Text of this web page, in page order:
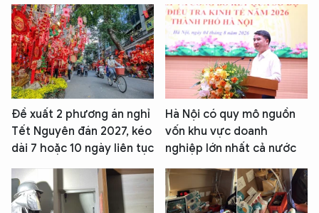
Đề xuất 2 phương án nghỉ
Tết Nguyên đán 2027, kéo
dài 7 hoặc 10 ngày liên tục
Hà Nội có quy mô nguồn
vốn khu vực doanh
nghiệp lớn nhất cả nước